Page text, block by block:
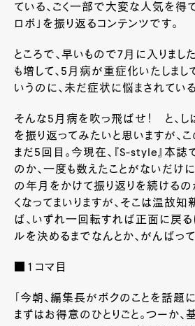
ている、ごく一部で大変な人気を得
ロボ」を振り返るコンテンツです。
ところで、早いもので7月に入りまし
も増して、5月病が重症化いたしまし
いうのに、未だ症状に悩まされてい
そんな5月病を吹っ飛ばせ！ と、し
を振り返ってみたいと思いますが、
まだ5回目。今現在、『S-style』本
のか、一度も数えたことがないだけ
の年月をかけて振り返りを続けるの
くなってまいりますが、そこは温故知
ば、いずれ一回転すれば正面に戻る
ルを決めるまでなんとか、がんばって
■１コマ目
「今朝、編集長がボクのことを話題に
まずはお得意のひとりごと。つーか、